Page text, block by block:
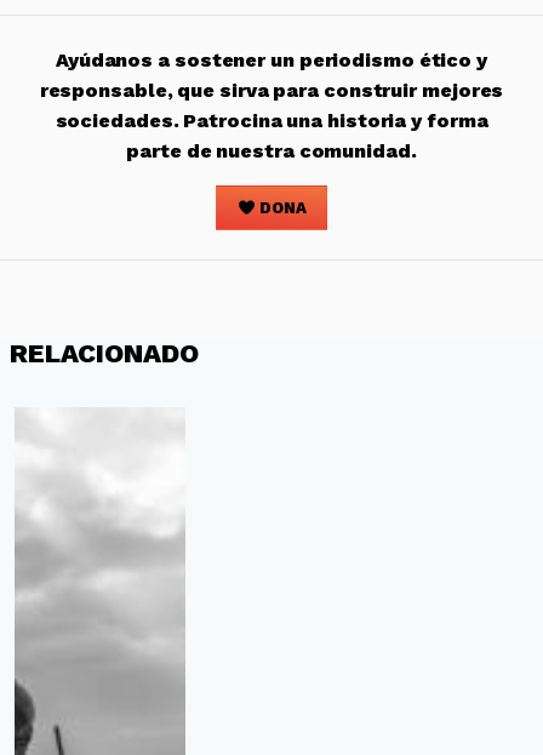
Ayúdanos a sostener un periodismo ético y
responsable, que sirva para construir mejores
sociedades. Patrocina una historia y forma
parte de nuestra comunidad.
DONA
RELACIONADO